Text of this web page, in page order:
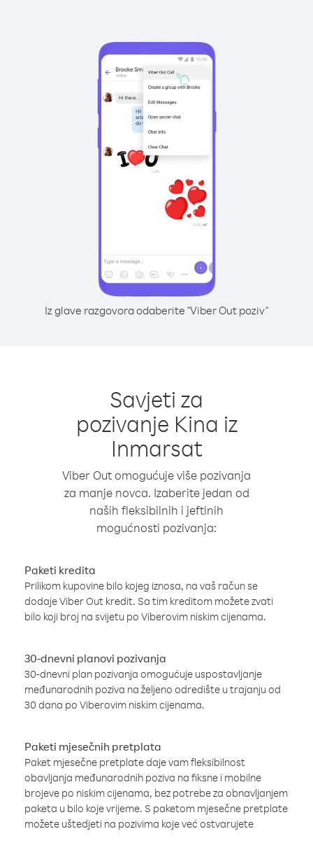
Iz glave razgovora odaberite "Viber Out poziv"
Savjeti za
pozivanje Kina iz
Inmarsat
Viber Out omogućuje više pozivanja
za manje novca. Izaberite jedan od
naših fleksibilnih i jeftinih
mogućnosti pozivanja:
Paketi kredita
Prilikom kupovine bilo kojeg iznosa, na vaš račun se
dodaje Viber Out kredit. Sa tim kreditom možete zvati
bilo koji broj na svijetu po Viberovim niskim cijenama.
30-dnevni planovi pozivanja
30-dnevni plan pozivanja omogućuje uspostavljanje
međunarodnih poziva na željeno odredište u trajanju od
30 dana po Viberovim niskim cijenama.
Paketi mjesečnih pretplata
Paket mjesečne pretplate daje vam fleksibilnost
obavljanja međunarodnih poziva na fiksne i mobilne
brojeve po niskim cijenama, bez potrebe za obnavljanjem
paketa u bilo koje vrijeme. S paketom mjesečne pretplate
možete uštedjeti na pozivima koje već ostvarujete